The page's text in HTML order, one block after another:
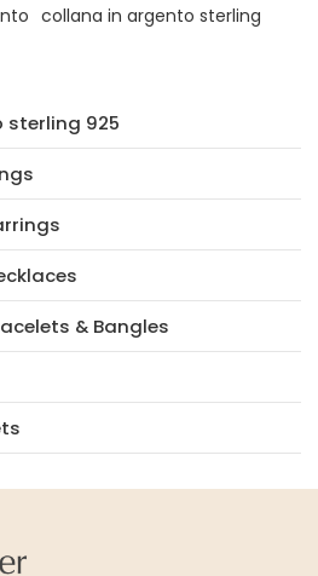
collana in argento sterling
sterling 925
& Bangles